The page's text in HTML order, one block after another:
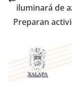
iluminará de
Preparan